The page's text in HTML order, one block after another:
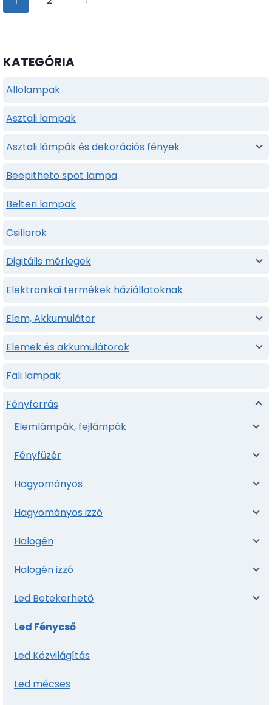
KATEGÓRIA
Allolampak
Asztali lampak
Asztali lámpák és dekorációs fények
Beepitheto spot lampa
Belteri lampak
Csillarok
Digitális mérlegek
Elektronikai termékek háziállatoknak
Elem, Akkumulátor
Elemek és akkumulátorok
Fali lampak
Fényforrás
Elemlámpák, fejlámpák
Fényfüzér
Hagyományos
Hagyományos izzó
Halogén
Halogén izzó
Led Betekerhető
Led Fénycső
Led Közvilágítás
Led mécses